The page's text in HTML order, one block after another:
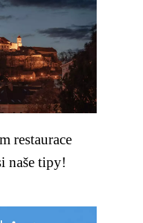
restaurace
naše tipy!